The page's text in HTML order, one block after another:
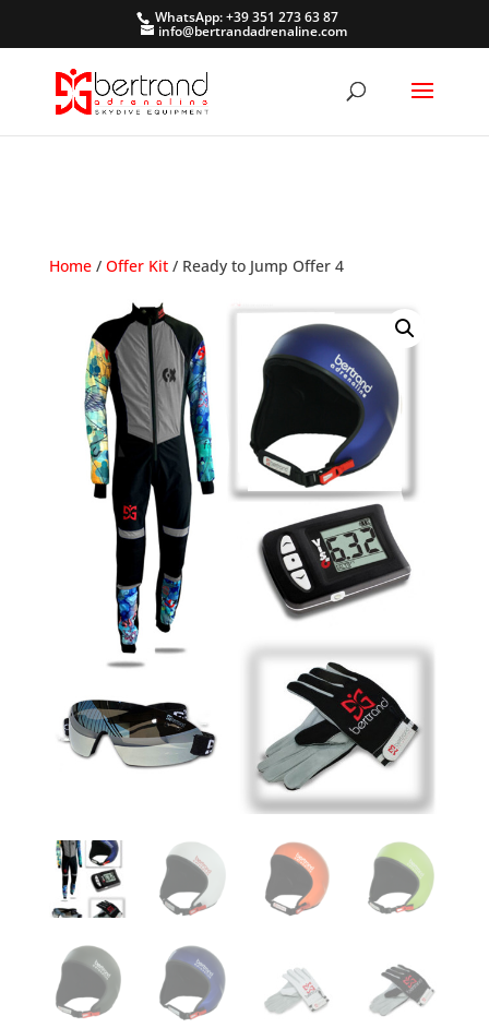
WhatsApp: +39 351 273 63 87
info@bertrandadrenaline.com
Home/ Offer Kit/ Ready to Jump Offer 4